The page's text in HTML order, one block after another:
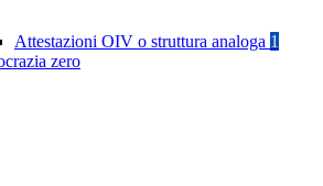
Attestazioni OIV o struttura analoga 1
zero